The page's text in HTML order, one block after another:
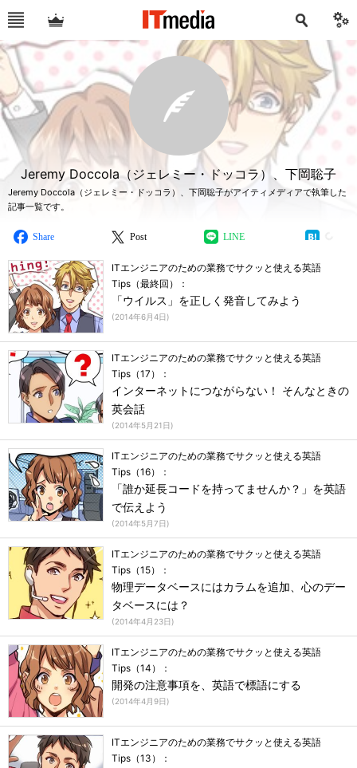
Jeremy Doccola（ジェレミー・ドッコラ）、下岡聡子
Jeremy Doccola（ジェレミー・ドッコラ）、下岡聡子がアイティメディアで執筆した
記事一覧です。
Share Post LINE
ITエンジニアのための業務でサクッと使える英語
Tips（最終回）：
「ウイルス」を正しく発音してみよう
(2014年6月4日)
ITエンジニアのための業務でサクッと使える英語
Tips（17）：
インターネットにつながらない！ そんなときの
英会話
(2014年5月21日)
ITエンジニアのための業務でサクッと使える英語
Tips（16）：
「誰か延長コードを持ってませんか？」を英語
で伝えよう
(2014年5月7日)
ITエンジニアのための業務でサクッと使える英語
Tips（15）：
物理データベースにはカラムを追加、心のデー
タベースには？
(2014年4月23日)
ITエンジニアのための業務でサクッと使える英語
Tips（14）：
開発の注意事項を、英語で標語にする
(2014年4月9日)
ITエンジニアのための業務でサクッと使える英語
Tips（13）：